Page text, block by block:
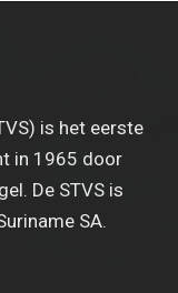
is het eerste
in 1965 door
De STVS is
SA.